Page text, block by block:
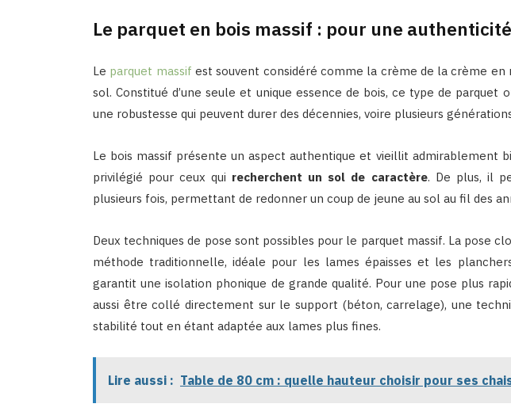
Le parquet en bois massif : pour une
Le parquet massif est souvent considéré comme la crème de la crème
sol. Constitué d’une seule et unique essence de bois, ce type de
une robustesse qui peuvent durer des décennies, voire plusieurs
Le bois massif présente un aspect authentique et vieillit admirablement
privilégié pour ceux qui recherchent un sol de caractère. De plus, il
plusieurs fois, permettant de redonner un coup de jeune au sol au fil des
Deux techniques de pose sont possibles pour le parquet massif. La pose
méthode traditionnelle, idéale pour les lames épaisses et les
garantit une isolation phonique de grande qualité. Pour une pose plus
aussi être collé directement sur le support (béton, carrelage), une
stabilité tout en étant adaptée aux lames plus fines.
Lire aussi : Table de 80 cm : quelle hauteur choisir pour ses